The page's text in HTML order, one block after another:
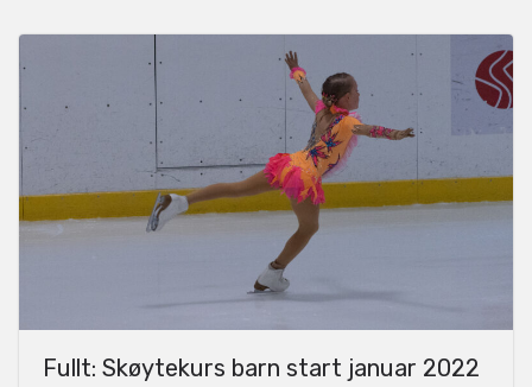
Fullt: Skøytekurs barn start januar 2022